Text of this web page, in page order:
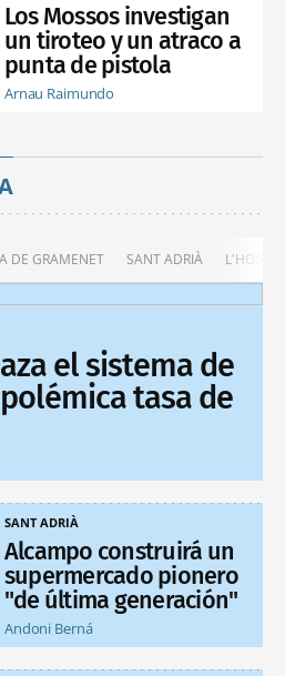
Los Mossos investigan
un tiroteo y un atraco a
punta de pistola
Arnau Raimundo
DE GRAMENET SANT ADRIÀ
el sistema de
tasa de
SANT ADRIÀ
Alcampo construirá un
supermercado pionero
"de última generación"
Andoni Berná